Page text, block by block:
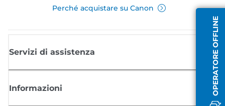
OPERATORE OFFLINE
Perché acquistare su Canon
Servizi di assistenza
Informazioni